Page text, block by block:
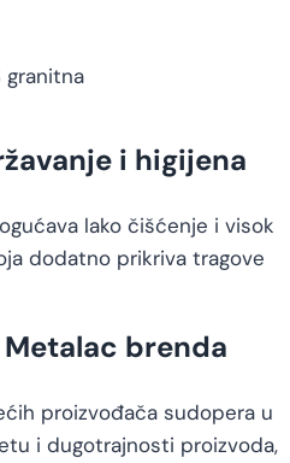
granitna
i higijena
lako čišćenje i visok
dodatno prikriva tragove
brenda
proizvođača sudopera u
i dugotrajnosti proizvoda,